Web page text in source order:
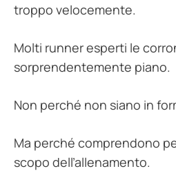
troppo velocemente.
Molti runner esperti le
sorprendentemente piano.
Non perché non siano in
Ma perché comprendono
scopo dell’allenamento.